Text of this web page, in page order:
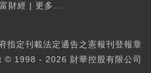
財經 | 更多...
指定刊載法定通告之憲報刊登報章
© 1998 - 2026 財華控股有限公司